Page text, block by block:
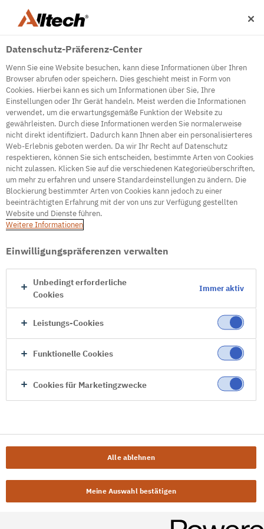
500
Internal Error Server
It seems we're experiencing some technical
difficulties. Try refreshing the page or go to the
homepage
Go to Homepage
Datenschutz-Präferenz-Center
Wenn Sie eine Website besuchen, kann diese Informationen über Ihren
Browser abrufen oder speichern. Dies geschieht meist in Form von
Cookies. Hierbei kann es sich um Informationen über Sie, Ihre
Einstellungen oder Ihr Gerät handeln. Meist werden die Informationen
verwendet, um die erwartungsgemäße Funktion der Website zu
gewährleisten. Durch diese Informationen werden Sie normalerweise
nicht direkt identifiziert. Dadurch kann Ihnen aber ein personalisierteres
Web-Erlebnis geboten werden. Da wir Ihr Recht auf Datenschutz
respektieren, können Sie sich entscheiden, bestimmte Arten von Cookies
nicht zulassen. Klicken Sie auf die verschiedenen Kategorieüberschriften,
um mehr zu erfahren und unsere Standardeinstellungen zu ändern. Die
Blockierung bestimmter Arten von Cookies kann jedoch zu einer
beeinträchtigten Erfahrung mit der von uns zur Verfügung gestellten
Website und Dienste führen.
Weitere Informationen
Einwilligungspräferenzen verwalten
Unbedingt erforderliche
Cookies
Immer aktiv
Leistungs-Cookies
Funktionelle Cookies
Cookies für Marketingzwecke
Alle ablehnen
Meine Auswahl bestätigen